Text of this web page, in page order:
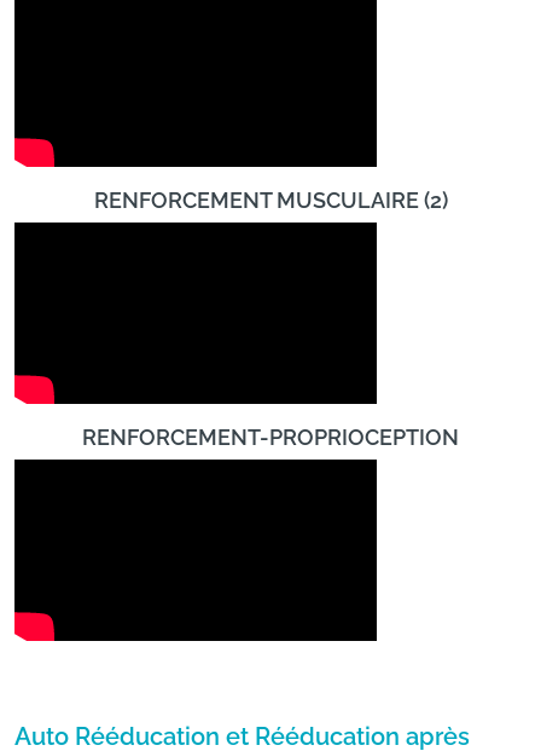
RENFORCEMENT MUSCULAIRE (2)
RENFORCEMENT-PROPRIOCEPTION
Auto Rééducation et Rééducation après